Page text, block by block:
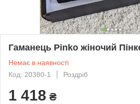
Гаманець Pinko жіночий
Немає в наявності
Код: 20380-1
Роздріб
1 418 ₴